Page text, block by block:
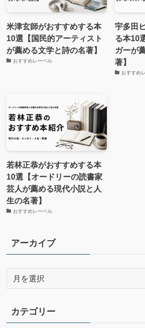
米津玄師がおすすめする本
10選【国民的アーティスト
が薦める文学と詩の名著】
おすすめレーベル
宇多田
る本10
ガーが
著】
おすすめ
若林正恭がおすすめする本
10選【オードリーの読書家
芸人が薦める現代小説と人
生の名著】
おすすめレーベル
アーカイブ
イ
ブ
カテゴリー